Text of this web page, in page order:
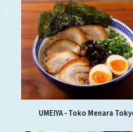
UMEIYA - Toko Menara